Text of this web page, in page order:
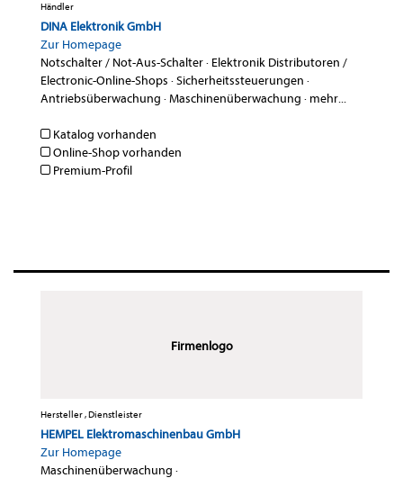
Händler
DINA Elektronik GmbH
Zur Homepage
Notschalter / Not-Aus-Schalter· Elektronik Distributoren /
Electronic-Online-Shops ·Sicherheitssteuerungen ·
Antriebsüberwachung ·Maschinenüberwachung · mehr...
Katalog vorhanden
Online-Shop vorhanden
Premium-Profil
Firmenlogo
Hersteller , Dienstleister
HEMPEL Elektromaschinenbau GmbH
Zur Homepage
Maschinenüberwachung ·